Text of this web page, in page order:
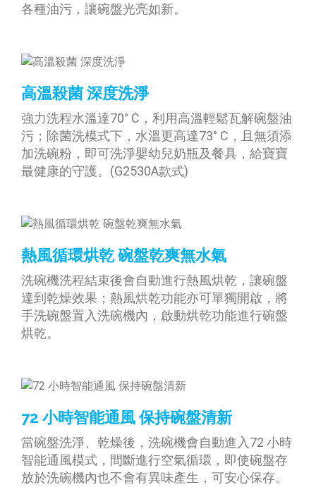
各種油污，讓碗盤光亮如新。
高溫殺菌 深度洗淨
強力洗程水溫達70° C，利用高溫輕鬆瓦解碗盤油
污；除菌洗模式下，水溫更高達73° C，且無須添
加洗碗粉，即可洗淨嬰幼兒奶瓶及餐具，給寶寶
最健康的守護。(G2530A款式)
熱風循環烘乾 碗盤乾爽無水氣
洗碗機洗程結束後會自動進行熱風烘乾，讓碗盤
達到乾燥效果；熱風烘乾功能亦可單獨開啟，將
手洗碗盤置入洗碗機內，啟動烘乾功能進行碗盤
烘乾。
72 小時智能通風 保持碗盤清新
當碗盤洗淨、乾燥後，洗碗機會自動進入72 小時
智能通風模式，間斷進行空氣循環，即使碗盤存
放於洗碗機內也不會有異味產生，可安心保存。